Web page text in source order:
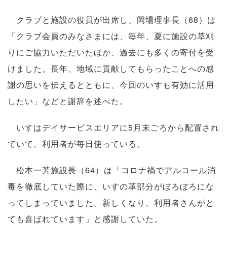
クラブと施設の役員が出席し、岡場理事長（68）は
「クラブ会員のみなさまには、毎年、夏に施設の草刈
りにご協力いただいたほか、過去にも多くの寄付を受
けました。長年、地域に貢献してもらったことへの感
謝の思いを伝えるとともに、今回のいすも有効に活用
したい」などと謝辞を述べた。
いすはデイサービスエリアに5月末ごろから配置され
ていて、利用者が毎日使っている。
松本一芳施設長（64）は「コロナ禍でアルコール消
毒を徹底していた際に、いすの革部分がぼろぼろにな
ってしまっていました。新しくなり、利用者さんがと
ても喜ばれています」と感謝していた。